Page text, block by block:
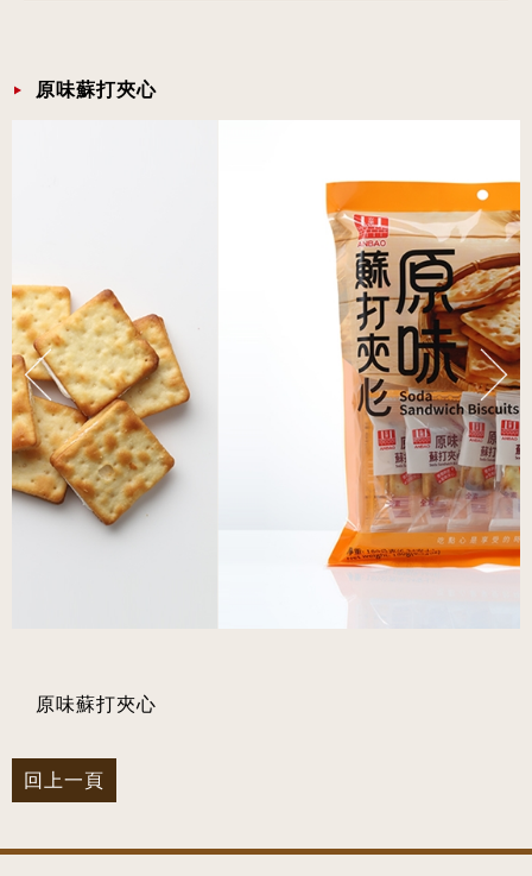
原味蘇打夾心
原味蘇打夾心
回上一頁